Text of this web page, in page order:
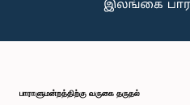
பாராளுமன்றத்திற்கு வருகை தருதல்